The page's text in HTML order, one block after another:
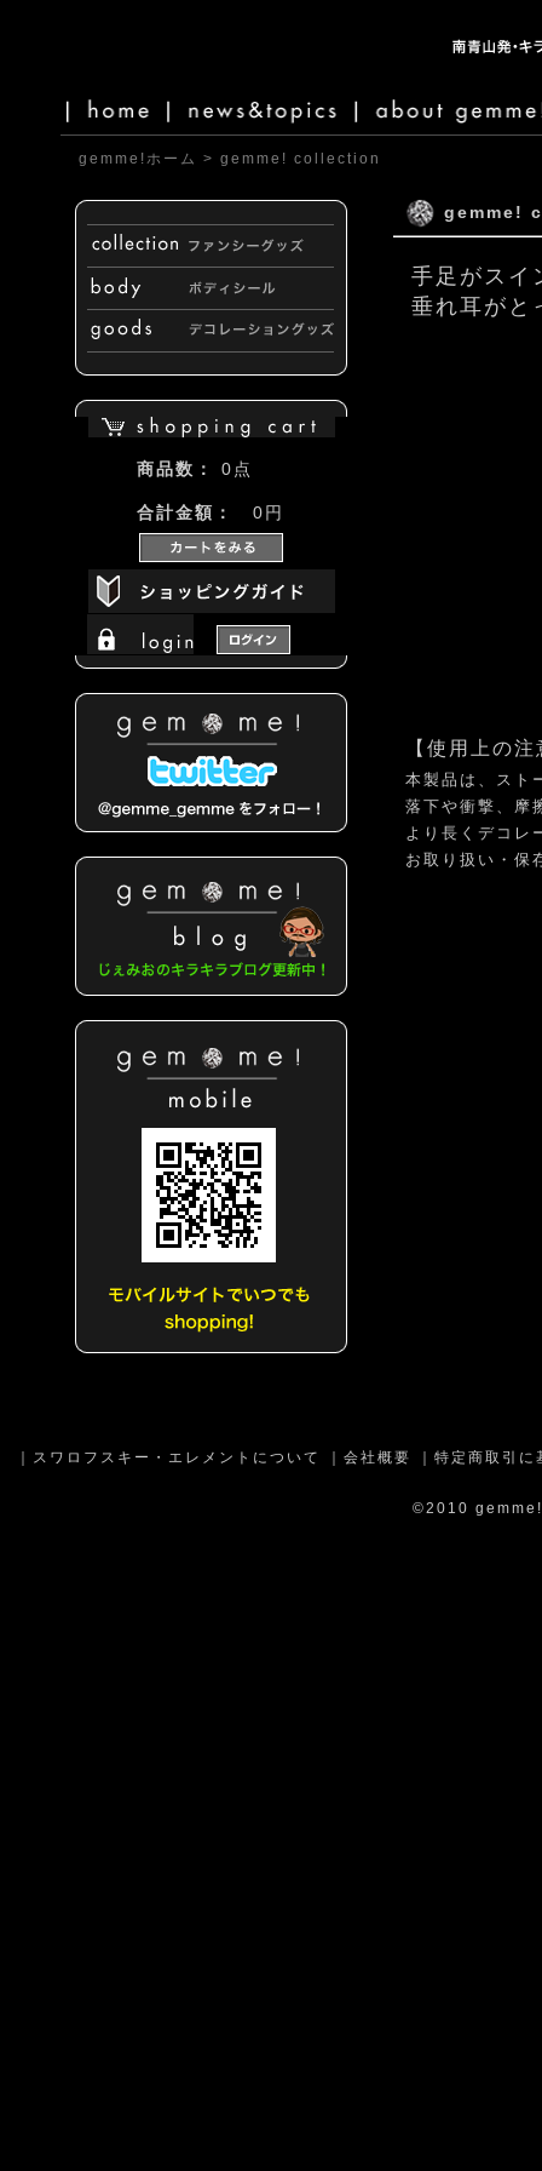
gemme!ホーム > gemme! collection
商品数： 0点
合計金額： 0円
gemme!
手足がスイ
垂れ耳がと
【使用上の
本製品は、スト
落下や衝撃、摩
より長くデコレ
お取り扱い・保
スワロフスキー・エレメントについて 会社概要 特定商取引に
©2010